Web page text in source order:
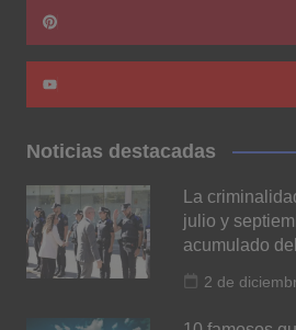
Noticias destacadas
La
julio y
acumulado
2 de